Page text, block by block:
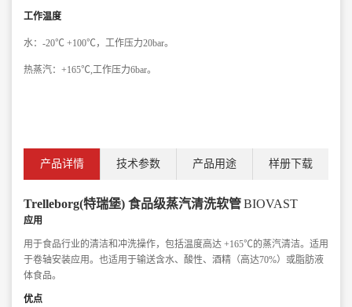
工作温度
水：-20℃ +100℃，工作压力20bar。
热蒸汽：+165℃,工作压力6bar。
产品详情 技术参数 产品用途 样册下载
Trelleborg(特瑞堡) 食品级蒸汽清洗软管BIOVAST
应用
用于食品行业的清洁和冲洗操作，包括温度高达 +165℃的蒸汽清洁。适用
于卷轴安装应用。也适用于输送含水、酸性、酒精（高达70%）或脂肪液
体食品。
优点